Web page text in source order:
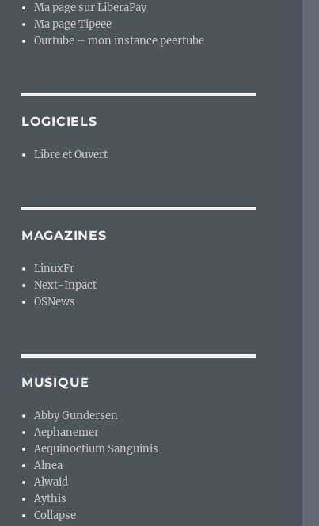
Ma page sur LiberaPay
Ma page Tipeee
Ourtube – mon instance peertube
LOGICIELS
Libre et Ouvert
MAGAZINES
LinuxFr
Next-Inpact
OSNews
MUSIQUE
Abby Gundersen
Aephanemer
Aequinoctium Sanguinis
Alnea
Alwaid
Aythis
Collapse